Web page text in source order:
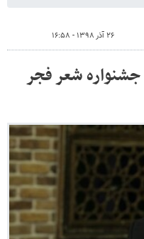
۲۶ آذر ۱۳۹۸ - ۱۶:۵۸
جشنواره شعر فجر